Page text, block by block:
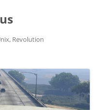
Revolution